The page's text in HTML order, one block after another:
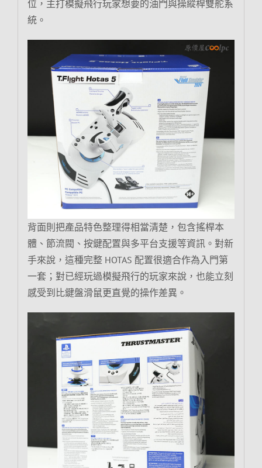
位，主打模擬飛行玩家想要的油門與操縱桿雙舵系
統。
背面則把產品特色整理得相當清楚，包含搖桿本
體、節流閥、按鍵配置與多平台支援等資訊。對新
手來說，這種完整 HOTAS 配置很適合作為入門第
一套；對已經玩過模擬飛行的玩家來說，也能立刻
感受到比鍵盤滑鼠更直覺的操作差異。